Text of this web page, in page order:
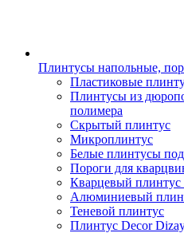
Плинтусы напольные,
Пластиковые
Плинтусы из
полимера
Скрытый плинтус
Микроплинтус
Белые плинтусы
Пороги для
Кварцевый
Алюминиевый
Теневой плинтус
Плинтус Decor